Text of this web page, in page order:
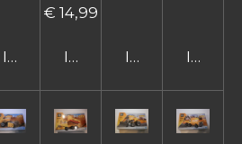
In winkelwagen
€ 14,99
In winkelwagen
In In